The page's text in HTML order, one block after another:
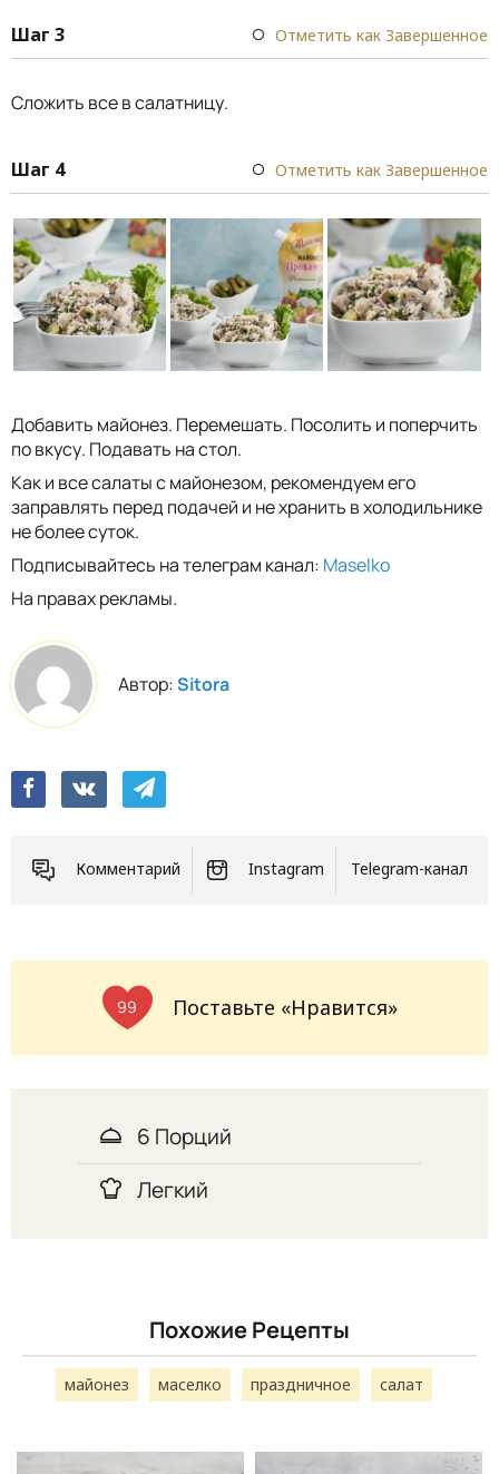
Шаг 3 Отметить как Завершенное
Сложить все в салатницу.
Шаг 4 Отметить как Завершенное
Добавить майонез. Перемешать. Посолить и поперчить
по вкусу. Подавать на стол.
Как и все салаты с майонезом, рекомендуем его
заправлять перед подачей и не хранить в холодильнике
не более суток.
Подписывайтесь на телеграм канал: Maselko
На правах рекламы.
Автор:Sitora
Комментарий Instagram Telegram-канал
99 Поставьте «Нравится»
6 Порций
Легкий
Похожие Рецепты
майонез маселко праздничное салат